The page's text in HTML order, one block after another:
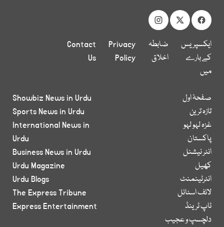
ایکسپریس
کے بارے
میں
ضابطہ
اخلاق
Privacy
Policy
Contact
Us
صفحۂ اول
تازہ ترین
غزہ لہو لہو
پاکستان
انٹر نیشنل
کھیل
انٹرٹینمنٹ
لائف اسٹائل
ٹاپ ٹرینڈ
دلچسپ و عجیب
Showbiz News in Urdu
Sports News in Urdu
International News in
Urdu
Business News in Urdu
Urdu Magazine
Urdu Blogs
The Express Tribune
Express Entertainment